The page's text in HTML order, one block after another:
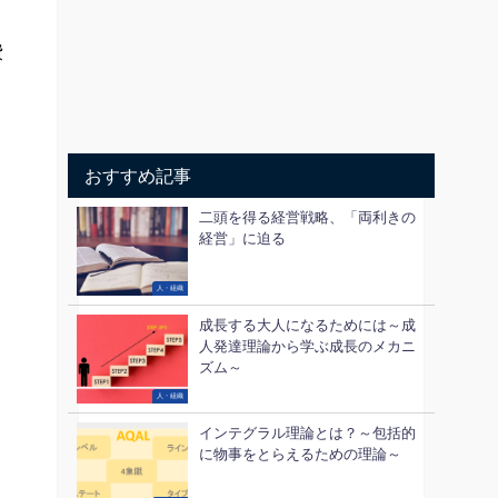
おすすめ記事
人・組織
二頭を得る経営戦略、「両利きの
経営」に迫る
人・組織
成長する大人になるためには～成
人発達理論から学ぶ成長のメカニ
ズム～
インテグラル理論とは？～包括的
に物事をとらえるための理論～